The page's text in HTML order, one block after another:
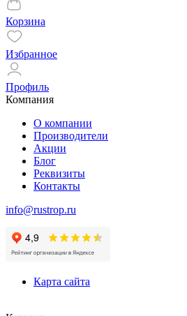
Корзина
Избранное
Профиль
Компания
О компании
Производители
Акции
Блог
Реквизиты
Контакты
info@rustrop.ru
Карта сайта